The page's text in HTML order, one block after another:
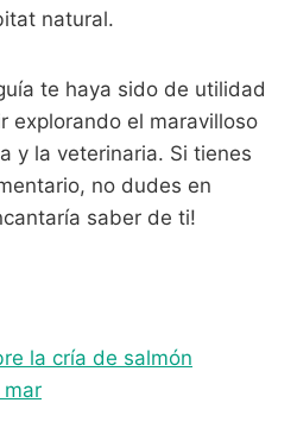
natural.
te haya sido de utilidad
explorando el maravilloso
y la veterinaria. Si tienes
no dudes en
saber de ti!
la cría de salmón
mar